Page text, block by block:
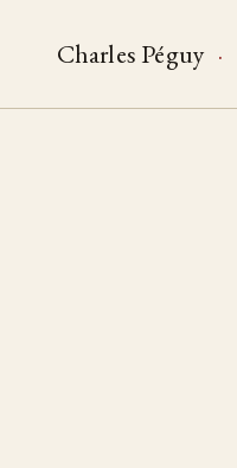
Charles Péguy ·